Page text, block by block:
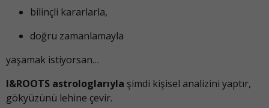
bilinçli kararlarla,
doğru zamanlamayla
yaşamak istiyorsan…
I&ROOTS astrologlarıyla şimdi kişisel analizini yaptır,
gökyüzünü lehine çevir.